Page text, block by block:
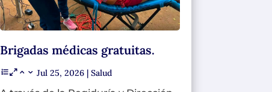
Brigadas médicas gratuitas.
Jul 25, 2026| Salud